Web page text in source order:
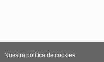
Nuestra política de cookies